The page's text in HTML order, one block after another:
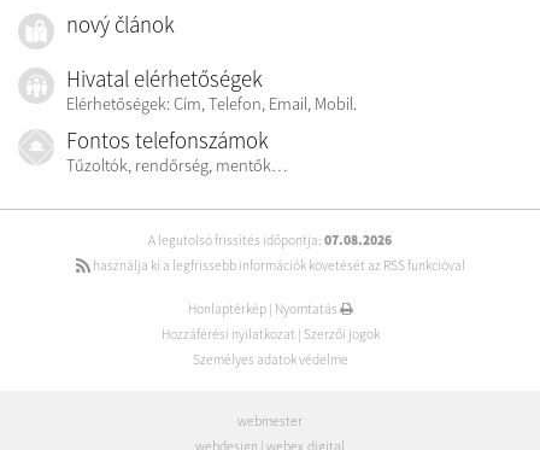
nový článok
Hivatal elérhetőségek
Elérhetőségek: Cím, Telefon, Email, Mobil.
Fontos telefonszámok
Tűzoltók, rendőrség, mentők…
A legutolsó frissítés időpontja: 07.08.2026
használja ki a legfrissebb információk követését az RSS funkcióval
Honlaptérkép| Nyomtatás
Hozzáférési nyilatkozat
Szerzői jogok
Személyes adatok védelme
webmester